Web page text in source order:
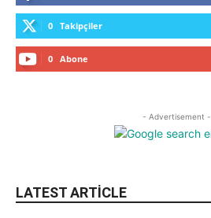
0 Takipçiler
0 Abone
- Advertisement -
LATEST ARTICLE